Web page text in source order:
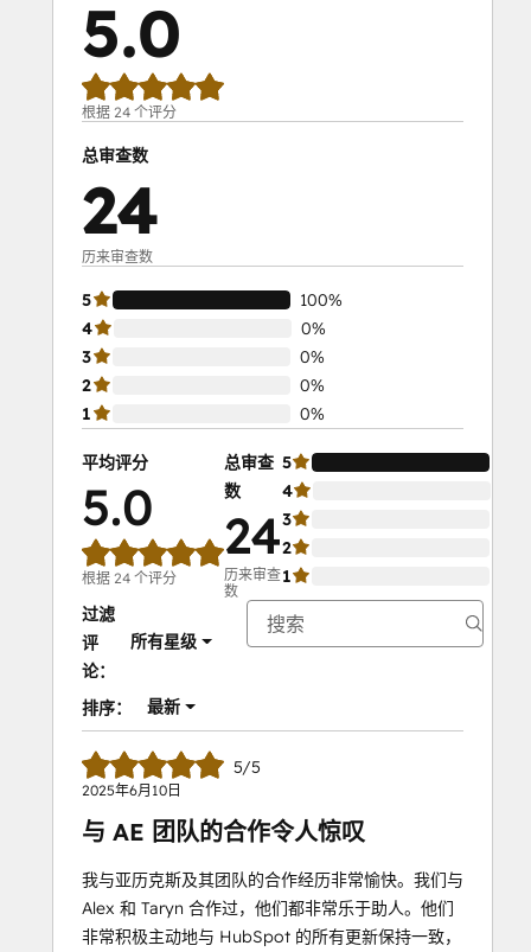
5.0
根据 24 个评分
总审查数
24
历来审查数
5
100%
4
0%
3
0%
2
0%
1
0%
平均评分
5.0
根据 24 个评分
总审查
数
24
历来审查
数
5
4
3
2
1
过滤
评
论：
所有星级
排序： 最新
5/5
2025年6月10日
与 AE 团队的合作令人惊叹
我与亚历克斯及其团队的合作经历非常愉快。我们与
Alex 和 Taryn 合作过，他们都非常乐于助人。他们
非常积极主动地与 HubSpot 的所有更新保持一致，